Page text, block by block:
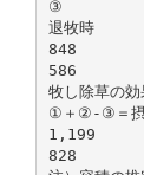
③
退牧時
848
586
牧し除草の
①＋②-③＝摂
1,199
828